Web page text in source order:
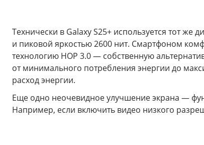
Технически в Galaxy S25+ используется тот же
и пиковой яркостью 2600 нит. Смартфоном
технологию HOP 3.0 — собственную
от минимального потребления энергии до
расход энергии.
Еще одно неочевидное улучшение экрана —
Например, если включить видео низкого